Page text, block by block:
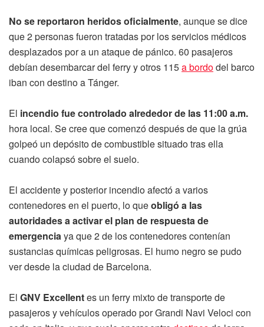
No se reportaron heridos oficialmente, aunque se dice
que 2 personas fueron tratadas por los servicios médicos
desplazados por a un ataque de pánico. 60 pasajeros
debían desembarcar del ferry y otros 115a bordodel barco
iban con destino a Tánger.
El incendio fue controlado alrededor de las 11:00 a.m.
hora local. Se cree que comenzó después de que la grúa
golpeó un depósito de combustible situado tras ella
cuando colapsó sobre el suelo.
El accidente y posterior incendio afectó a varios
contenedores en el puerto, lo queobligó a las
autoridades a activar el plan de respuesta de
emergenciaya que 2 de los contenedores contenían
sustancias químicas peligrosas. El humo negro se pudo
ver desde la ciudad de Barcelona.
El GNV Excellentes un ferry mixto de transporte de
pasajeros y vehículos operado por Grandi Navi Veloci con